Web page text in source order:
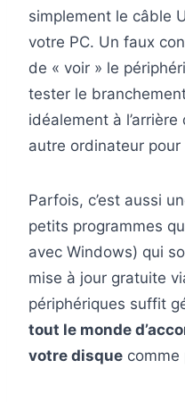
simplement le câble
votre PC. Un faux
de « voir » le
tester le
idéalement à
autre ordinateur pour
Parfois, c’est aussi
petits programmes
avec Windows) qui
mise à jour gratuite
périphériques suffit
tout le monde
votre disque comme